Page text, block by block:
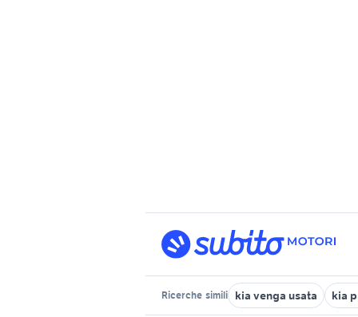
Ricerche simili kia venga usata kia